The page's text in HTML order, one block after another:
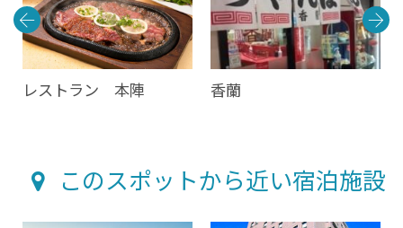
レストラン 本陣 香蘭
このスポットから近い宿泊施設